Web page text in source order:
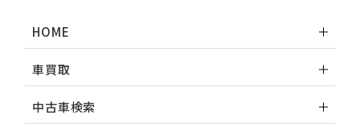
HOME
車買取
中古車検索